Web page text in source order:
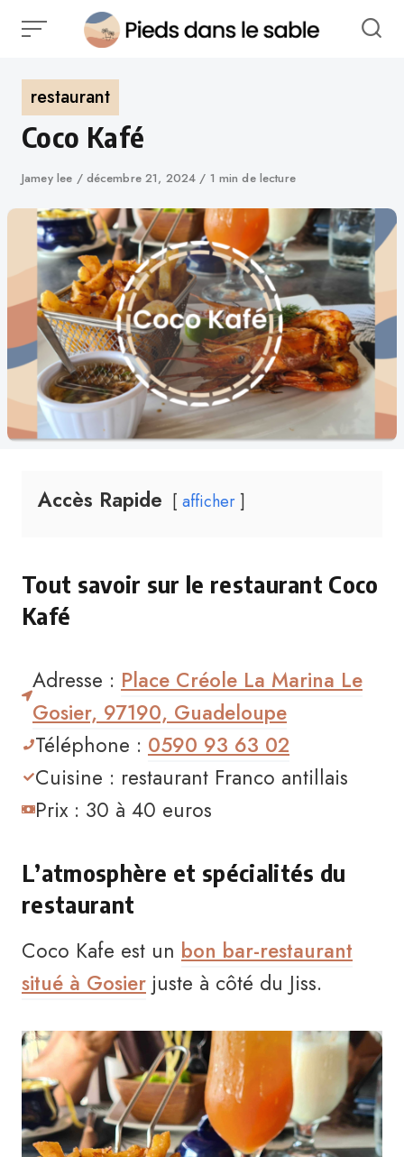
restaurant
Coco Kafé
Jamey lee décembre 21, 2024 1 min de lecture
Accès Rapide afficher
Tout savoir sur le restaurant Coco
Kafé
Adresse : Place Créole La Marina Le
Gosier, 97190, Guadeloupe
Téléphone : 0590 93 63 02
Cuisine : restaurant Franco antillais
Prix : 30 à 40 euros
L’atmosphère et spécialités du
restaurant
Coco Kafe est un bon bar-restaurant
situé à Gosier juste à côté du Jiss.